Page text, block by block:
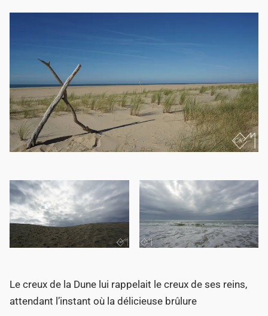
Le creux de la Dune lui rappelait le creux de ses reins,
attendant l’instant où la délicieuse brûlure